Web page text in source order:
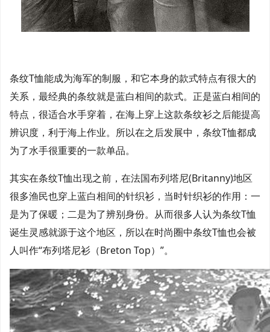
条纹T恤能成为海军的制服，和它本身的款式特点有很大的
关系，最经典的条纹就是蓝白相间的款式。正是蓝白相间的
特点，很适合水手穿着，在海上穿上这款条纹衫之后能提高
辨识度，利于海上作业。所以在之后发展中，条纹T恤都成
为了水手很重要的一款单品。
其实在条纹T恤出现之前，在法国布列塔尼(Britanny)地区
很多渔民也穿上蓝白相间的针织衫，当时针织衫的作用：一
是为了保暖；二是为了辨别身份。从而很多人认为条纹T恤
诞生灵感就源于这个地区，所以在时尚圈中条纹T恤也会被
人叫作“布列塔尼衫（Breton Top）”。